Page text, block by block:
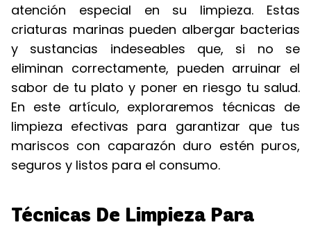
atención especial en su limpieza. Estas
criaturas marinas pueden albergar bacterias
y sustancias indeseables que, si no se
eliminan correctamente, pueden arruinar el
sabor de tu plato y poner en riesgo tu salud.
En este artículo, exploraremos técnicas de
limpieza efectivas para garantizar que tus
mariscos con caparazón duro estén puros,
seguros y listos para el consumo.
Técnicas De Limpieza Para